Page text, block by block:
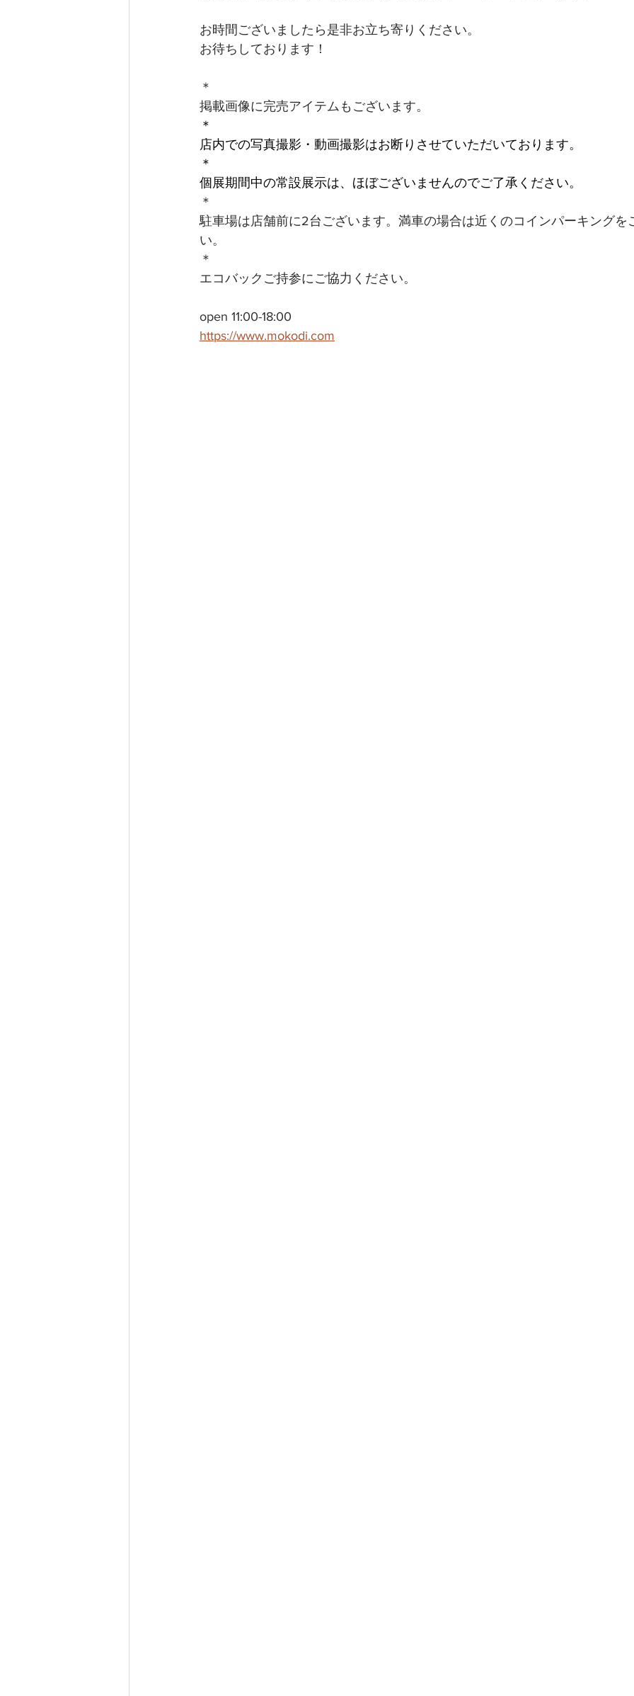
お時間ございましたら是非お立ち寄りください。
お待ちしております！
＊
掲載画像に完売アイテムもございます。
＊
店内での写真撮影・動画撮影はお断りさせていただいております。
＊
個展期間中の常設展示は、ほぼございませんのでご了承ください。
＊
駐車場は店舗前に2台ございます。満車の場合は近くのコインパーキングを
い。
＊
エコバックご持参にご協力ください。
open 11:00-18:00
https://www.mokodi.com